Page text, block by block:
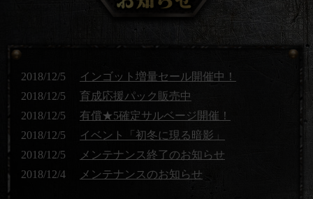
2018/12/5
インゴット増量セール開催中！
2018/12/5
育成応援パック販売中
2018/12/5
有償★5確定サルベージ開催！
2018/12/5
イベント「初冬に現る暗影」
2018/12/5
メンテナンス終了のお知らせ
2018/12/4
メンテナンスのお知らせ